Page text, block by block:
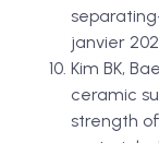
janvier
Kim BK,
ceramic
strength